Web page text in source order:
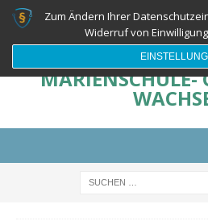
MARIENSCHULE-
Zum Ändern Ihrer
Widerruf von